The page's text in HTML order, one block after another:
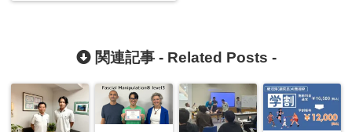
関連記事 - Related Posts -